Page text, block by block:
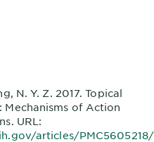
N. Y. Z. 2017. Topical
Mechanisms of Action
URL:
articles/PMC5605218/